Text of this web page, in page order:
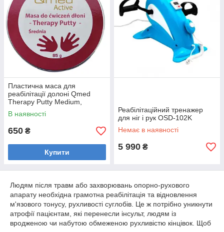
Пластична маса для
реабілітації долоні Qmed
Therapy Putty Medium,
середня
В наявності
650 ₴
Купити
Реабілітаційний тренажер
для ніг і рук OSD-102K
Немає в наявності
5 990 ₴
Людям після травм або захворювань опорно-рухового
апарату необхідна грамотна реабілітація та відновлення
м'язового тонусу, рухливості суглобів. Це ж потрібно уникнути
атрофії пацієнтам, які перенесли інсульт, людям із
вродженою чи набутою обмеженою рухливістю кінцівок. Щоб